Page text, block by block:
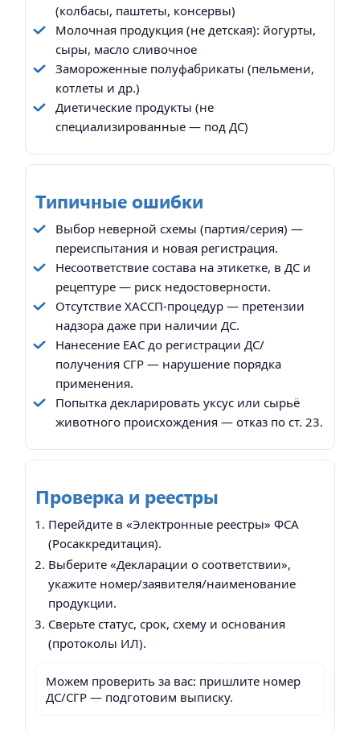
(колбасы, паштеты, консервы)
Молочная продукция (не детская): йогурты,
сыры, масло сливочное
Замороженные полуфабрикаты (пельмени,
котлеты и др.)
Диетические продукты (не
специализированные — под ДС)
Типичные ошибки
Выбор неверной схемы (партия/серия) —
переиспытания и новая регистрация.
Несоответствие состава на этикетке, в ДС и
рецептуре — риск недостоверности.
Отсутствие ХАССП-процедур — претензии
надзора даже при наличии ДС.
Нанесение EAC до регистрации ДС/
получения СГР — нарушение порядка
применения.
Попытка декларировать уксус или сырьё
животного происхождения — отказ по ст. 23.
Проверка и реестры
Перейдите в «Электронные реестры» ФСА
(Росаккредитация).
Выберите «Декларации о соответствии»,
укажите номер/заявителя/наименование
продукции.
Сверьте статус, срок, схему и основания
(протоколы ИЛ).
Можем проверить за вас: пришлите номер
ДС/СГР — подготовим выписку.